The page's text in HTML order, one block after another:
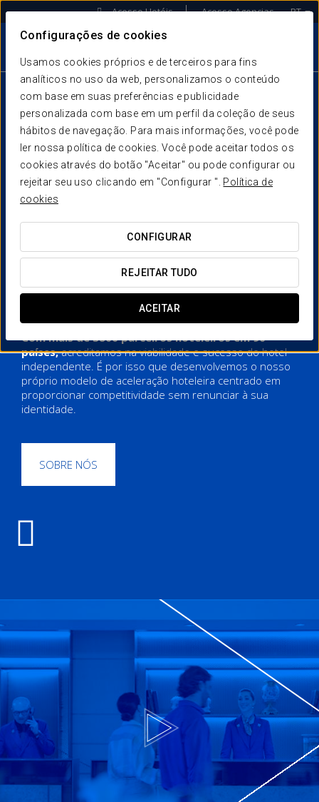
Configurações de cookies
Usamos cookies próprios e de terceiros para fins
analíticos no uso da web, personalizamos o conteúdo
com base em suas preferências e publicidade
personalizada com base em um perfil da coleção de seus
hábitos de navegação. Para mais informações, você pode
ler nossa política de cookies. Você pode aceitar todos os
cookies através do botão "Aceitar" ou pode configurar ou
rejeitar seu uso clicando em "Configurar ". Política de
cookies
CONFIGURAR
REJEITAR TUDO
ACEITAR
Acesso Hotéis Acesso Agencias PT
A PRIMEIRA
ORGANIZAÇÃO
ESPECIALIZADA NA
ACELERAÇÃO
HOTELEIRA DO
MUNDO
Com mais de 3800 parceiros hoteleiros em 90
países,acreditamos na viabilidade e sucesso do hotel
independente. É por isso que desenvolvemos o nosso
próprio modelo de aceleração hoteleira centrado em
proporcionar competitividade sem renunciar à sua
identidade.
SOBRE NÓS